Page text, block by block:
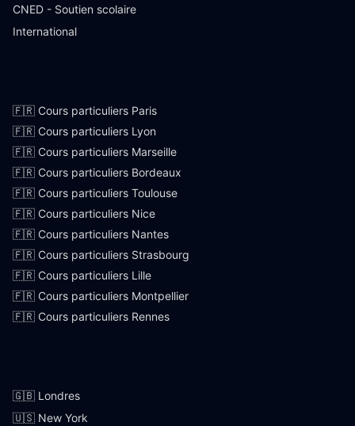
CNED - Soutien scolaire
International
🇫🇷 Cours particuliers Paris
🇫🇷 Cours particuliers Lyon
🇫🇷 Cours particuliers Marseille
🇫🇷 Cours particuliers Bordeaux
🇫🇷 Cours particuliers Toulouse
🇫🇷 Cours particuliers Nice
🇫🇷 Cours particuliers Nantes
🇫🇷 Cours particuliers Strasbourg
🇫🇷 Cours particuliers Lille
🇫🇷 Cours particuliers Montpellier
🇫🇷 Cours particuliers Rennes
🇬🇧 Londres
🇺🇸 New York